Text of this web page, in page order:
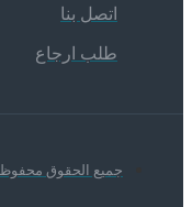
اتصل بنا
طلب ارجاع
جميع الحقوق محفوظة -